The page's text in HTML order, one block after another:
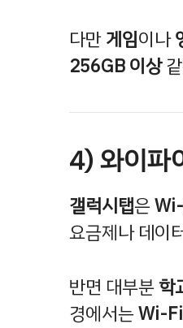
다만게임이나
256GB 이상
4) 와이파
갤럭시탭은
요금제나 데이
반면 대부분학
경에서는Wi-